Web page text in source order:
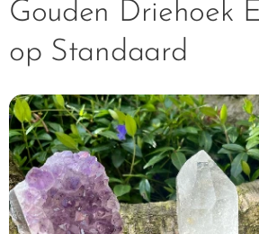
Gouden Driehoek
op Standaard